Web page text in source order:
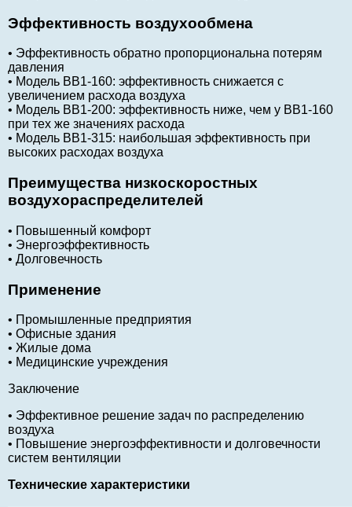
Эффективность воздухообмена
• Эффективность обратно пропорциональна потерям
давления
• Модель ВВ1-160: эффективность снижается с
увеличением расхода воздуха
• Модель ВВ1-200: эффективность ниже, чем у ВВ1-160
при тех же значениях расхода
• Модель ВВ1-315: наибольшая эффективность при
высоких расходах воздуха
Преимущества низкоскоростных
воздухораспределителей
• Повышенный комфорт
• Энергоэффективность
• Долговечность
Применение
• Промышленные предприятия
• Офисные здания
• Жилые дома
• Медицинские учреждения
Заключение
• Эффективное решение задач по распределению
воздуха
• Повышение энергоэффективности и долговечности
систем вентиляции
Технические характеристики